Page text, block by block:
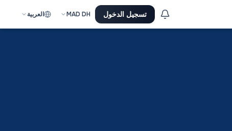
تسجيل الدخول MAD DH العربية